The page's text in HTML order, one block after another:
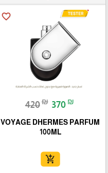
favorite_border
420₪ 370 ₪
VOYAGE DHERMES PARFUM
100ML
add_shopping_cart